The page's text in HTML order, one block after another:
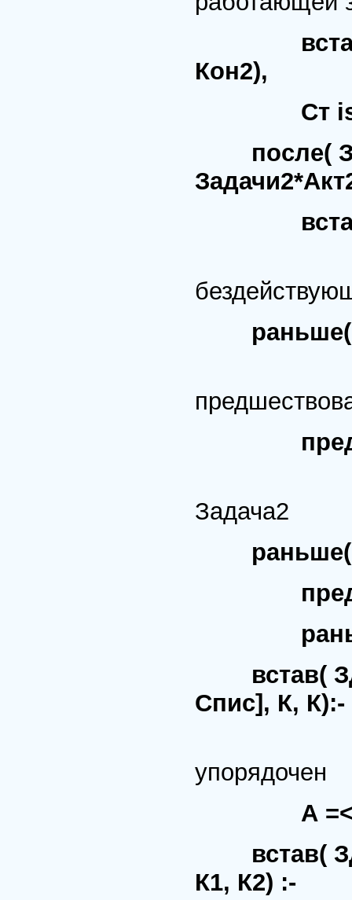
Кон2),
Ст is
после(
Задача2
предш(
раньше(
встав(
Спис], К, К):-
упорядочен
А
встав(
К1, К2) :-